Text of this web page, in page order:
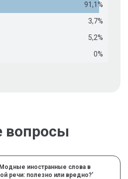
91,1%
3,7%
5,2%
0%
вопросы
иностранные слова в
речи: полезно или вредно?'